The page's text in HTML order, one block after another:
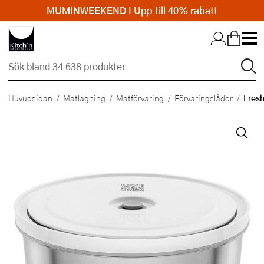
Hopp till huvudinnehållet
Huvudsidan Matlagning Matförvaring Förvaringslådor
MUMINWEEKEND I Upp till 40% rabatt